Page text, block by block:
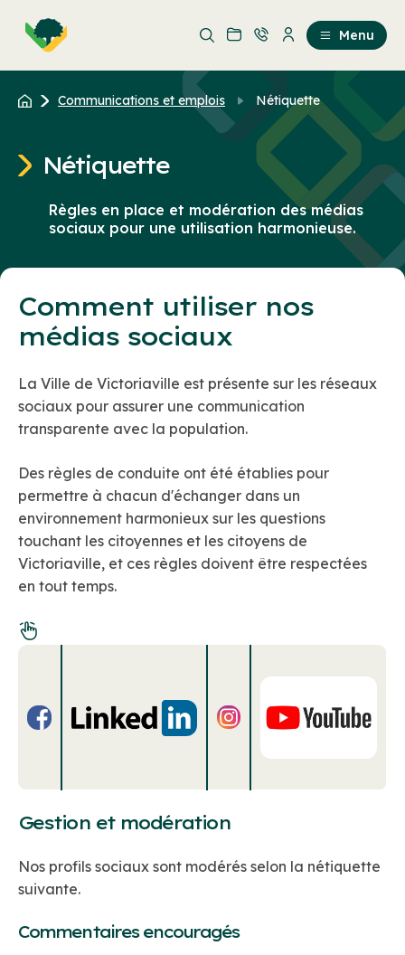
contenu
au
contenu
Menu
Communications et emplois Nétiquette
Nétiquette
Règles en place et modération des médias
sociaux pour une utilisation harmonieuse.
Comment utiliser nos
médias sociaux
La Ville de Victoriaville est présente sur les réseaux
sociaux pour assurer une communication
transparente avec la population.
Des règles de conduite ont été établies pour
permettre à chacun d'échanger dans un
environnement harmonieux sur les questions
touchant les citoyennes et les citoyens de
Victoriaville, et ces règles doivent être respectées
en tout temps.
Gestion et modération
Nos profils sociaux sont modérés selon la nétiquette
suivante.
Commentaires encouragés